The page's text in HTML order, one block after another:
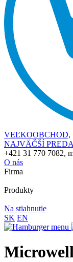
VEĽKOOBCHOD,
NAJVÄČŠÍ
+421 31 770 7082,
O nás
Firma
Produkty
Na stiahnutie
SK EN